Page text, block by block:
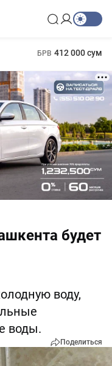
БРВ 412 000 сум
будет
воду,
воды.
Поделиться